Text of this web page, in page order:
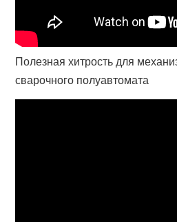
Полезная хитрость для
сварочного полуавтомата